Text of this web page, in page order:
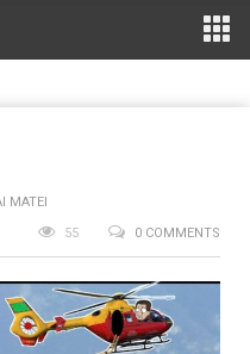
MATEI
0 COMMENTS
55